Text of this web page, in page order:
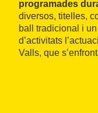
programades
diversos, titelles,
ball tradicional i
d’activitats
Valls, que